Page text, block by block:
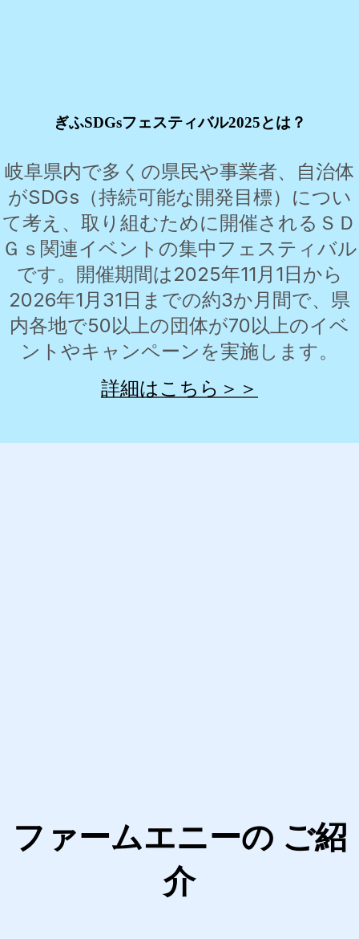
ぎふSDGsフェスティバル2025とは？
岐阜県内で多くの県民や事業者、自治体
がSDGs（持続可能な開発目標）につい
て考え、取り組むために開催されるＳＤ
Ｇｓ関連イベントの集中フェスティバル
です。開催期間は2025年11月1日から
2026年1月31日までの約3か月間で、県
内各地で50以上の団体が70以上のイベ
ントやキャンペーンを実施します。
詳細はこちら＞＞
ファームエニーの ご紹
介